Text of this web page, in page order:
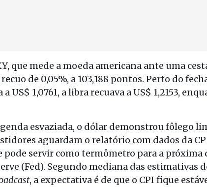
que mede a moeda americana ante uma
recuo de 0,05%, a 103,188 pontos. Perto do
a US$ 1,0761, a libra recuava a US$ 1,2153,
esvaziada, o dólar demonstrou fôlego
aguardam o relatório com dados da
pode servir como termômetro para a
(Fed). Segundo mediana das estimativas
, a expectativa é de que o CPI fique